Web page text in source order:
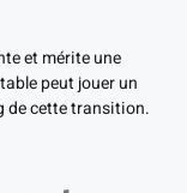
et mérite une
peut jouer un
de cette transition.